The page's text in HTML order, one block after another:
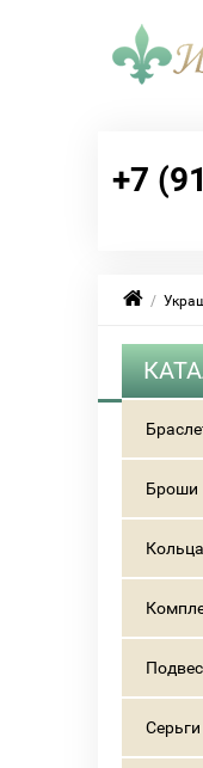
+7
/
Броши
Кольца
Серьги